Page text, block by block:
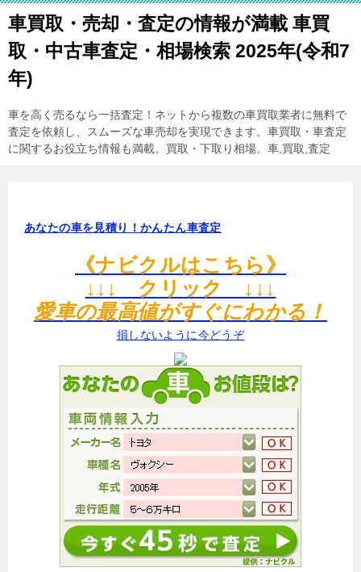
車買取・売却・査定の情報が満載 車買
取・中古車査定・相場検索 2025年(令和7
年)
車を高く売るなら一括査定！ネットから複数の車買取業者に無料で
査定を依頼し、スムーズな車売却を実現できます。車買取・車査定
に関するお役立ち情報も満載。買取・下取り相場。車,買取,査定
あなたの車を見積り！かんたん車査定
《ナビクルはこちら》
↓↓↓ クリック ↓↓↓
愛車の最高値がすぐにわかる！
損しないように今どうぞ